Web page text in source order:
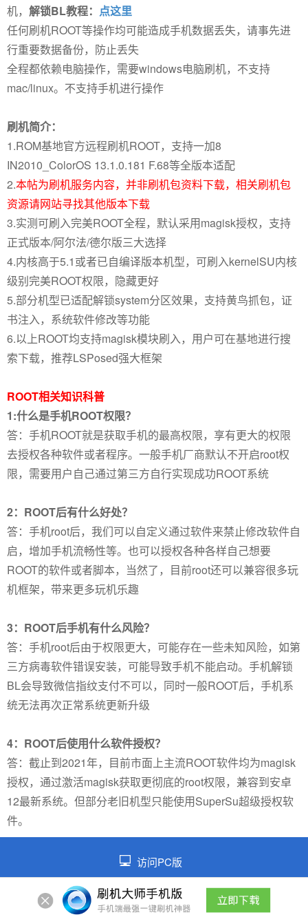
机， 解锁BL教程： 点这里
任何刷机ROOT等操作均可能造成手机数据丢失，请事先进
行重要数据备份，防止丢失
全程都依赖电脑操作，需要windows电脑刷机，不支持
mac/linux。不支持手机进行操作
刷机简介：
1.ROM基地官方远程刷机ROOT，支持一加8
IN2010_ColorOS 13.1.0.181 F.68等全版本适配
2.本帖为刷机服务内容，并非刷机包资料下载，相关刷机包
资源请网站寻找其他版本下载
3.实测可刷入完美ROOT全程，默认采用magisk授权，支持
正式版本/阿尔法/德尔版三大选择
4.内核高于5.1或者已自编译版本机型，可刷入kernelSU内核
级别完美ROOT权限，隐藏更好
5.部分机型已适配解锁system分区效果，支持黄鸟抓包，证
书注入，系统软件修改等功能
6.以上ROOT均支持magisk模块刷入，用户可在基地进行搜
索下载，推荐LSPosed强大框架
ROOT相关知识科普
1:什么是手机ROOT权限？
答：手机ROOT就是获取手机的最高权限，享有更大的权限
去授权各种软件或者程序。一般手机厂商默认不开启root权
限，需要用户自己通过第三方自行实现成功ROOT系统
2：ROOT后有什么好处？
答：手机root后，我们可以自定义通过软件来禁止修改软件自
启，增加手机流畅性等。也可以授权各种各样自己想要
ROOT的软件或者脚本，当然了，目前root还可以兼容很多玩
机框架，带来更多玩机乐趣
3：ROOT后手机有什么风险？
答：手机root后由于权限更大，可能存在一些未知风险，如第
三方病毒软件错误安装，可能导致手机不能启动。手机解锁
BL会导致微信指纹支付不可以，同时一般ROOT后，手机系
统无法再次正常系统更新升级
4：ROOT后使用什么软件授权？
答：截止到2021年，目前市面上主流ROOT软件均为magisk
授权，通过激活magisk获取更彻底的root权限，兼容到安卓
12最新系统。但部分老旧机型只能使用SuperSu超级授权软
件。
访问PC版
©2026 皖ICP备2021014026号